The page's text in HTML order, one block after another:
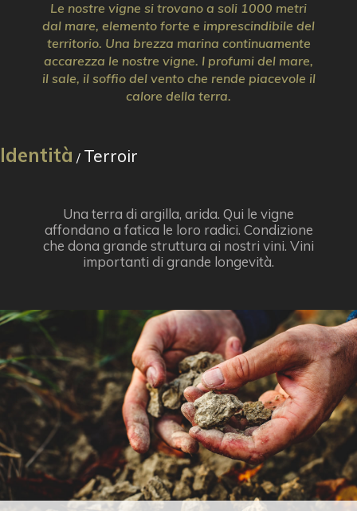
Le nostre vigne si trovano a soli 1000 metri
dal mare, elemento forte e imprescindibile del
territorio. Una brezza marina continuamente
accarezza le nostre vigne. I profumi del mare,
il sale, il soffio del vento che rende piacevole il
calore della terra.
Identità / Terroir
Una terra di argilla, arida. Qui le vigne
affondano a fatica le loro radici. Condizione
che dona grande struttura ai nostri vini. Vini
importanti di grande longevità.